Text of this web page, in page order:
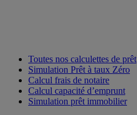
Toutes nos calculettes de prêt
Simulation Prêt à taux Zéro
Calcul frais de notaire
Calcul capacité d’emprunt
Simulation prêt immobilier